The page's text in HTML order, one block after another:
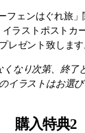
フェンはぐれ旅」
ラストポストカ
プレゼント致します
なり次第、終了
イラストはお選び
購入特典2